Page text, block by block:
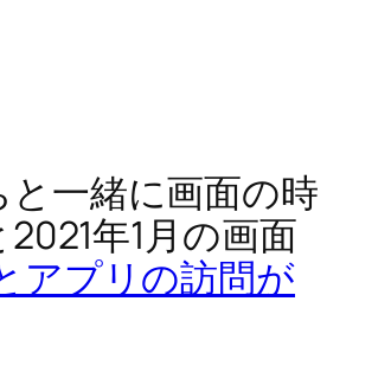
一緒に画面の時
年1月の画面
アプリの訪問が